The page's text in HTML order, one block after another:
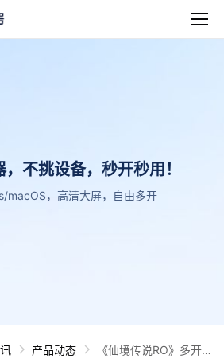
不挑设备，秒开秒用！
macOS，高清大屏，自由多开
产品动态
《仙境传说RO》多开